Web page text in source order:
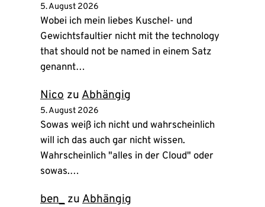
5. August 2026
Wobei ich mein liebes Kuschel- und
Gewichtsfaultier nicht mit the technology
that should not be named in einem Satz
genannt…
Nico zu Abhängig
5. August 2026
Sowas weiß ich nicht und wahrscheinlich
will ich das auch gar nicht wissen.
Wahrscheinlich "alles in der Cloud" oder
sowas.…
ben_zu Abhängig